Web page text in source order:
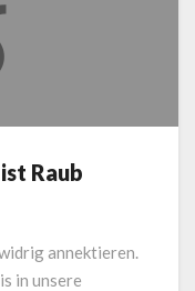
Raub
annektieren.
in unsere